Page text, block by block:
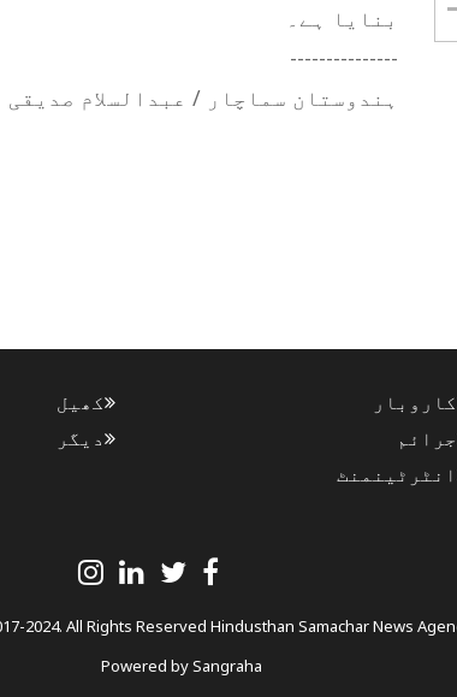
بنایا ہے۔
---------------
ہندوستان سماچار / عبدالسلام صدیقی
کھیل
دیگر
کاروبار
جرائم
انٹرٹینمنٹ
2024. All Rights Reserved Hindusthan Samachar News
Powered bySangraha